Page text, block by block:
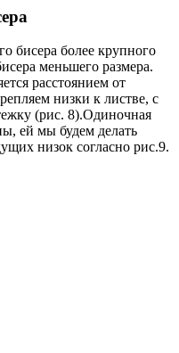
бисера более крупного
меньшего размера.
расстоянием от
низки к листве, с
(рис. 8).Одиночная
ей мы будем делать
низок согласно рис.9.